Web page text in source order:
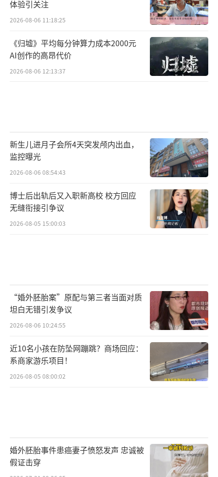
体验引关注
2026-08-06 11:18:25
《归墟》平均每分钟算力成本2000元
AI创作的高昂代价
2026-08-06 12:13:37
新生儿进月子会所4天突发颅内出血，
监控曝光
2026-08-06 08:54:43
博士后出轨后又入职新高校 校方回应
无缝衔接引争议
2026-08-05 15:00:03
“婚外胚胎案”原配与第三者当面对质
坦白无错引发争议
2026-08-06 10:24:55
近10名小孩在防坠网蹦跳？商场回应：
系商家游乐项目！
2026-08-05 08:00:02
婚外胚胎事件患癌妻子愤怒发声 忠诚被
假证击穿